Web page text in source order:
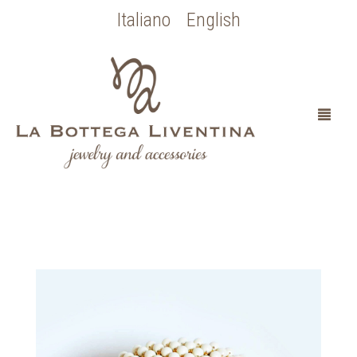
Italiano English
COLLEZIONE BOTTICELLI
OCCASIONI SPECIALI